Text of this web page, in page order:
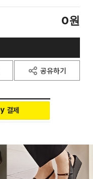
0원
공유하기